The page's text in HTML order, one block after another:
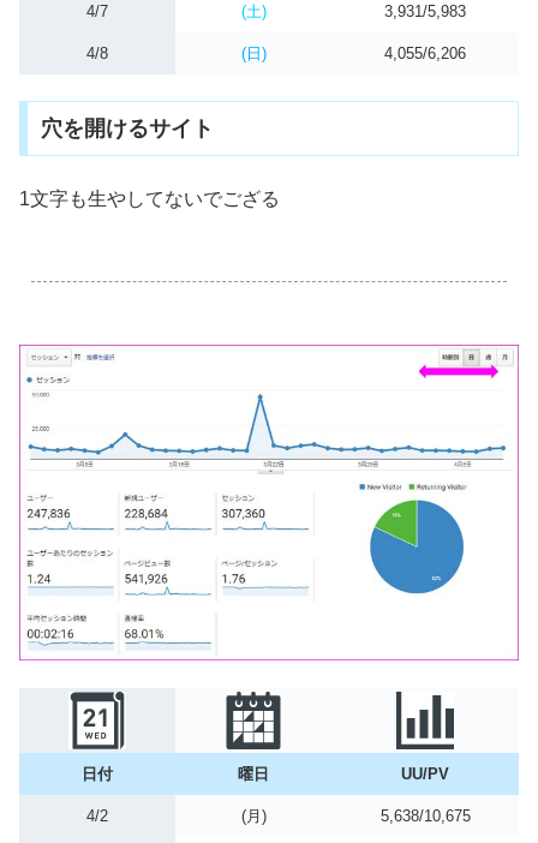
4/7 (土) 3,931/5,983
4/8 (日) 4,055/6,206
穴を開けるサイト
1文字も生やしてないでござる
日付 曜日 UU/PV
4/2 (月) 5,638/10,675